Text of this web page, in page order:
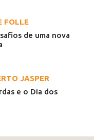
FOLLE
de uma nova
JASPER
e o Dia dos